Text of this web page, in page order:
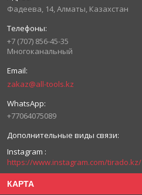
Фадеева, 14, Алматы, Казахстан
+7 (707) 856-45-35
Многоканальный
zakaz@all-tools.kz
+77064075089
Instagram
https://www.instagram.com/tirado.kz/
КАРТА